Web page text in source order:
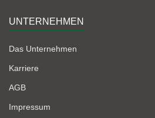
UNTERNEHMEN
Das Unternehmen
Karriere
AGB
Impressum